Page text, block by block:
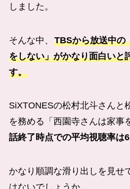
しました。
そんな中、 TBSから放送中の
をしない」がかなり面白いと
す。
SiXTONESの松村北斗さんと
を務める「西園寺さんは家事
話終了時点での平均視聴率は
かなり順調な滑り出しを見せ